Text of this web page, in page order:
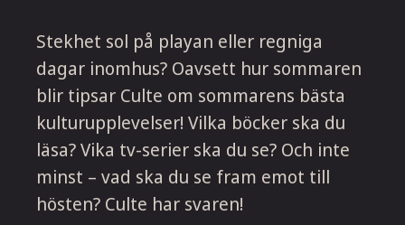
Stekhet sol på playan eller regniga
dagar inomhus? Oavsett hur sommaren
blir tipsar Culte om sommarens bästa
kulturupplevelser! Vilka böcker ska du
läsa? Vika tv-serier ska du se? Och inte
minst – vad ska du se fram emot till
hösten? Culte har svaren!